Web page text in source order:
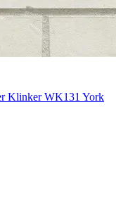
Klinker WK131 York